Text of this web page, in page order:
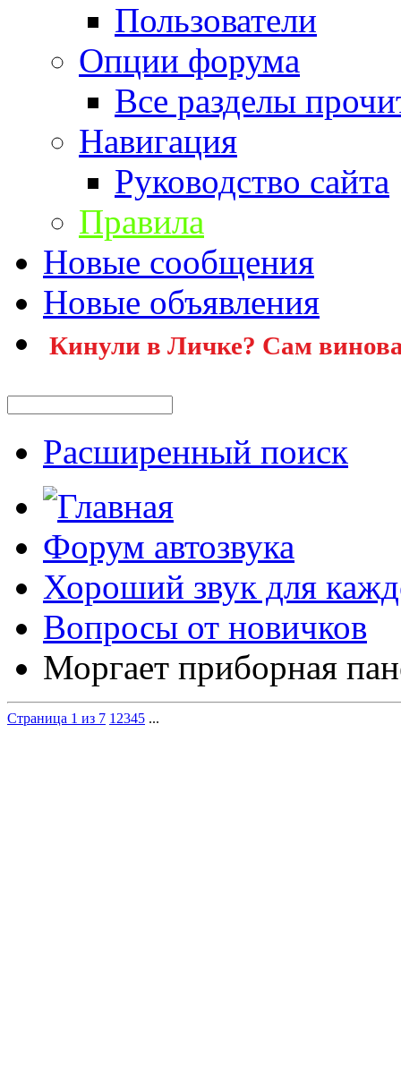
Пользователи
Опции форума
Все разделы
Навигация
Руководство сайта
Правила
Новые сообщения
Новые объявления
Кинули в Личке? Сам
Расширенный поиск
Форум автозвука
Хороший звук для
Вопросы от новичков
Моргает приборная
Страница 1 из 7 1 2345 ...